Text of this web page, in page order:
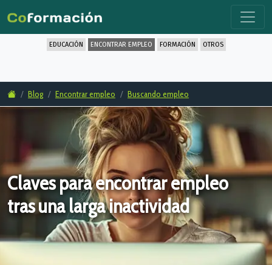
EDUCACIÓN ENCONTRAR EMPLEO FORMACIÓN OTROS
Blog Encontrar empleo Buscando empleo
Claves para encontrar empleo
tras una larga inactividad